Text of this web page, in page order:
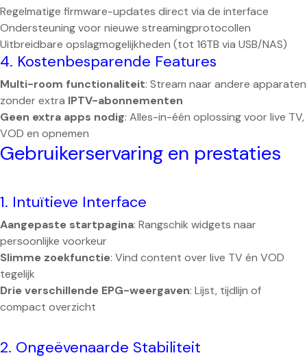
Regelmatige firmware-updates direct via de interface
Ondersteuning voor nieuwe streamingprotocollen
Uitbreidbare opslagmogelijkheden (tot 16TB via USB/NAS)
4. Kostenbesparende Features
Multi-room functionaliteit: Stream naar andere apparaten
zonder extra IPTV-abonnementen
Geen extra apps nodig: Alles-in-één oplossing voor live TV,
VOD en opnemen
Gebruikerservaring en prestaties
1. Intuïtieve Interface
Aangepaste startpagina: Rangschik widgets naar
persoonlijke voorkeur
Slimme zoekfunctie: Vind content over live TV én VOD
tegelijk
Drie verschillende EPG-weergaven: Lijst, tijdlijn of
compact overzicht
2. Ongeëvenaarde Stabiliteit